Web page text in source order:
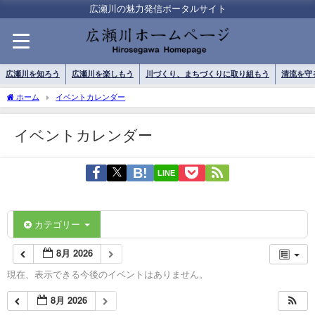
広瀬川の魅力発信ポータルサイト
広瀬川を知ろう 広瀬川を楽しもう 川づくり、まちづくりに取り組もう 清流を守
ホーム イベントカレンダー
イベントカレンダー
LINE
カテゴリー
8月 2026
現在、表示できる今後のイベントはありません。
8月 2026